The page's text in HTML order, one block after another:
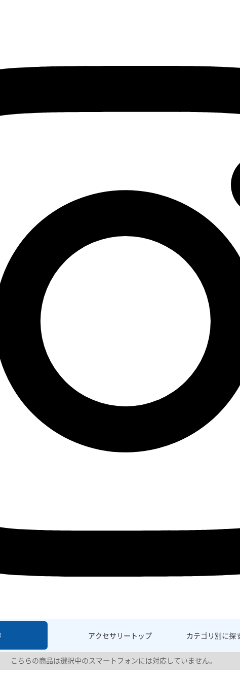
アクセサリー トップ カテゴリ別に探
こちらの商品は選択中のスマートフォンには対応していません。